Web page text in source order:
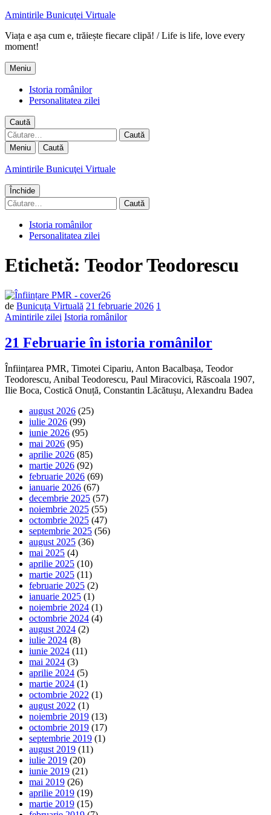
Amintirile Bunicuţei Virtuale
Viața e așa cum e, trăiește fiecare clipă! / Life is life, love every
moment!
Meniu
Istoria românilor
Personalitatea zilei
Caută
Caută
după:
Meniu Caută
Amintirile Bunicuţei Virtuale
Închide
Caută
după:
Istoria românilor
Personalitatea zilei
Etichetă: Teodor Teodorescu
de Bunicuţa Virtuală 21 februarie 2026 1
Amintirile zilei Istoria românilor
21 Februarie în istoria românilor
Înființarea PMR, Timotei Cipariu, Anton Bacalbașa, Teodor
Teodorescu, Anibal Teodorescu, Paul Miracovici, Răscoala 1907,
Ilie Boca, Costică Onuță, Constantin Lăcătușu, Alexandru Badea
august 2026 (25)
iulie 2026 (99)
iunie 2026 (95)
mai 2026 (95)
aprilie 2026 (85)
martie 2026 (92)
februarie 2026 (69)
ianuarie 2026 (67)
decembrie 2025 (57)
noiembrie 2025 (55)
octombrie 2025 (47)
septembrie 2025 (56)
august 2025 (36)
mai 2025 (4)
aprilie 2025 (10)
martie 2025 (11)
februarie 2025 (2)
ianuarie 2025 (1)
noiembrie 2024 (1)
octombrie 2024 (4)
august 2024 (2)
iulie 2024 (8)
iunie 2024 (11)
mai 2024 (3)
aprilie 2024 (5)
martie 2024 (1)
octombrie 2022 (1)
august 2022 (1)
noiembrie 2019 (13)
octombrie 2019 (17)
septembrie 2019 (1)
august 2019 (11)
iulie 2019 (20)
iunie 2019 (21)
mai 2019 (26)
aprilie 2019 (19)
martie 2019 (15)